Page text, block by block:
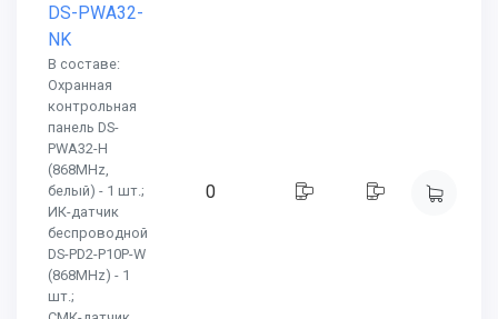
DS-PWA32-
NK
В составе:
Охранная
контрольная
панель DS-
PWA32-H
(868MHz,
белый) - 1 шт.;
ИК-датчик
беспроводной
DS-PD2-P10P-W
(868MHz) - 1
шт.;
0